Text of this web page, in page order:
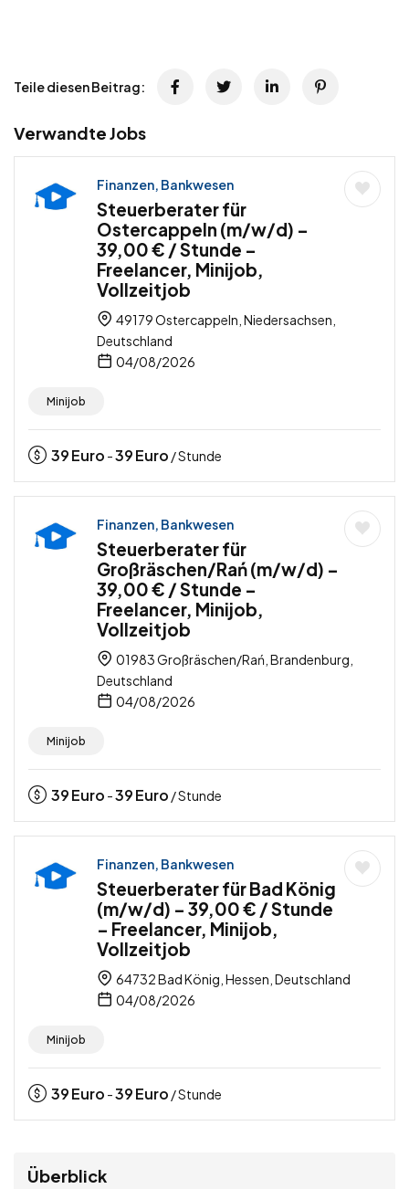
Teile diesen Beitrag:
Verwandte Jobs
Finanzen, Bankwesen
Steuerberater für
Ostercappeln (m/w/d) –
39,00 € / Stunde –
Freelancer, Minijob,
Vollzeitjob
49179 Ostercappeln, Niedersachsen,
Deutschland
04/08/2026
Minijob
39Euro -39Euro / Stunde
Finanzen, Bankwesen
Steuerberater für
Großräschen/Rań (m/w/d) –
39,00 € / Stunde –
Freelancer, Minijob,
Vollzeitjob
01983 Großräschen/Rań, Brandenburg,
Deutschland
04/08/2026
Minijob
39Euro -39Euro / Stunde
Finanzen, Bankwesen
Steuerberater für Bad König
(m/w/d) – 39,00 € / Stunde
– Freelancer, Minijob,
Vollzeitjob
64732 Bad König, Hessen, Deutschland
04/08/2026
Minijob
39Euro -39Euro / Stunde
Überblick